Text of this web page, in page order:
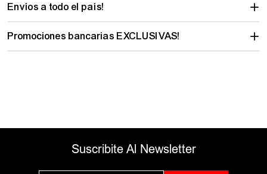
Envíos a todo el país!
Promociones bancarias EXCLUSIVAS!
Suscribite Al Newsletter